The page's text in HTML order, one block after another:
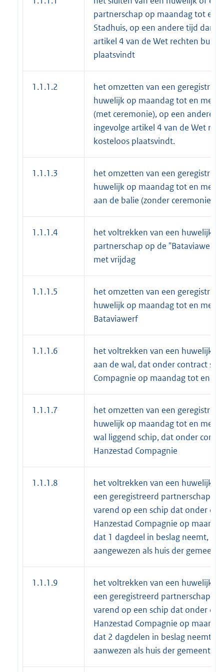
partnerschap op maandag tot en
Stadhuis, op een andere tijd dan
artikel 4 van de Wet rechten
plaatsvindt
1.1.1.2
het omzetten van een
huwelijk op maandag tot en met
(met ceremonie), op een andere
ingevolge artikel 4 van de Wet
kosteloos plaatsvindt.
1.1.1.3
het omzetten van een
huwelijk op maandag tot en met
aan de balie (zonder ceremonie)
1.1.1.4
het voltrekken van een huwelijk
partnerschap op de "Bataviawerf"
met vrijdag
1.1.1.5
het omzetten van een
huwelijk op maandag tot en met
Bataviawerf
1.1.1.6
het voltrekken van een huwelijk,
aan de wal, dat onder contract
Compagnie op maandag tot en
1.1.1.7
het omzetten van een
huwelijk op maandag tot en met
wal liggend schip, dat onder
Hanzestad Compagnie
1.1.1.8
het voltrekken van een huwelijk
een geregistreerd partnerschap in
varend op een schip dat onder
Hanzestad Compagnie op
dat 1 dagdeel in beslag neemt, of
aangewezen als huis der gemeente
1.1.1.9
het voltrekken van een huwelijk
een geregistreerd partnerschap in
varend op een schip dat onder
Hanzestad Compagnie op
dat 2 dagdelen in beslag neemt
aanwezen als huis der gemeente